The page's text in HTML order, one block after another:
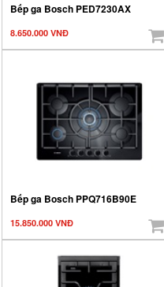
Bếp ga Bosch PED7230AX
8.650.000 VNĐ
Bếp ga Bosch PPQ716B90E
15.850.000 VNĐ